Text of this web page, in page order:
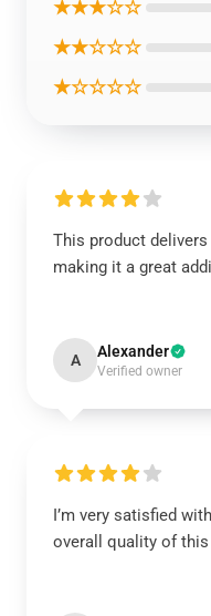
★★★☆☆
★★☆☆☆
★☆☆☆☆
This product
making it a great
A Alexander
Verified owner
I’m very satisfied
overall quality of